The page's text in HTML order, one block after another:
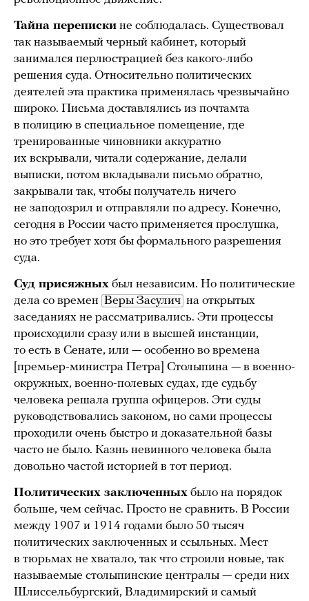
Тайна переписки не соблюдалась. Существовал
так называемый черный кабинет, который
занимался перлюстрацией без какого-либо
решения суда. Относительно политических
деятелей эта практика применялась чрезвычайно
широко. Письма доставлялись из почтамта
в полицию в специальное помещение, где
тренированные чиновники аккуратно
их вскрывали, читали содержание, делали
выписки, потом вкладывали письмо обратно,
закрывали так, чтобы получатель ничего
не заподозрил и отправляли по адресу. Конечно,
сегодня в России часто применяется прослушка,
но это требует хотя бы формального разрешения
суда.
Суд присяжных был независим. Но политические
дела со времен Веры Засулич на открытых
заседаниях не рассматривались. Эти процессы
происходили сразу или в высшей инстанции,
то есть в Сенате, или — особенно во времена
[премьер-министра Петра] Столыпина — в военно-
окружных, военно-полевых судах, где судьбу
человека решала группа офицеров. Эти суды
руководствовались законом, но сами процессы
проходили очень быстро и доказательной базы
часто не было. Казнь невинного человека была
довольно частой историей в тот период.
Политических заключенных было на порядок
больше, чем сейчас. Просто не сравнить. В России
между 1907 и 1914 годами было 50 тысяч
политических заключенных и ссыльных. Мест
в тюрьмах не хватало, так что строили новые, так
называемые столыпинские централы — среди них
Шлиссельбургский, Владимирский и самый